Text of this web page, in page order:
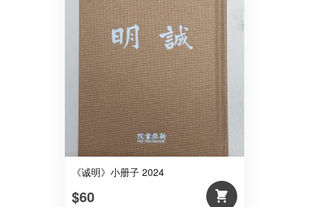
《诚明》小册子 2024
$60